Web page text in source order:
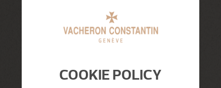
COOKIE POLICY